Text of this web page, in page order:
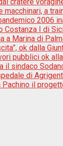
macchinari, a
2006
Costanza I di
a Marina di
ok dalla
pubblici ok
il sindaco
di
Pachino il